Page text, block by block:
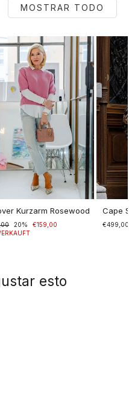
MOSTRAR TODO
Kurzarm Rosewood
20%
€159,00
Cape
€499,00
esto